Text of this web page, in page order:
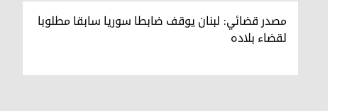
مصدر قضائي: لبنان يوقف ضابطا سوريا سابقا مطلوبا
لقضاء بلاده